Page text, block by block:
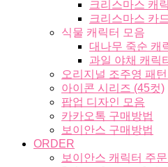
크리스마스 캐
크리스마스 카
식물 캐릭터 모음
대나무 죽순 캐
과일 야채 캐릭
오리지널 조주영 패
아이콘 시리즈 (45컷)
팝업 디자인 모음
카카오톡 구매방법
보이안스 구매방법
ORDER
보이안스 캐릭터 주